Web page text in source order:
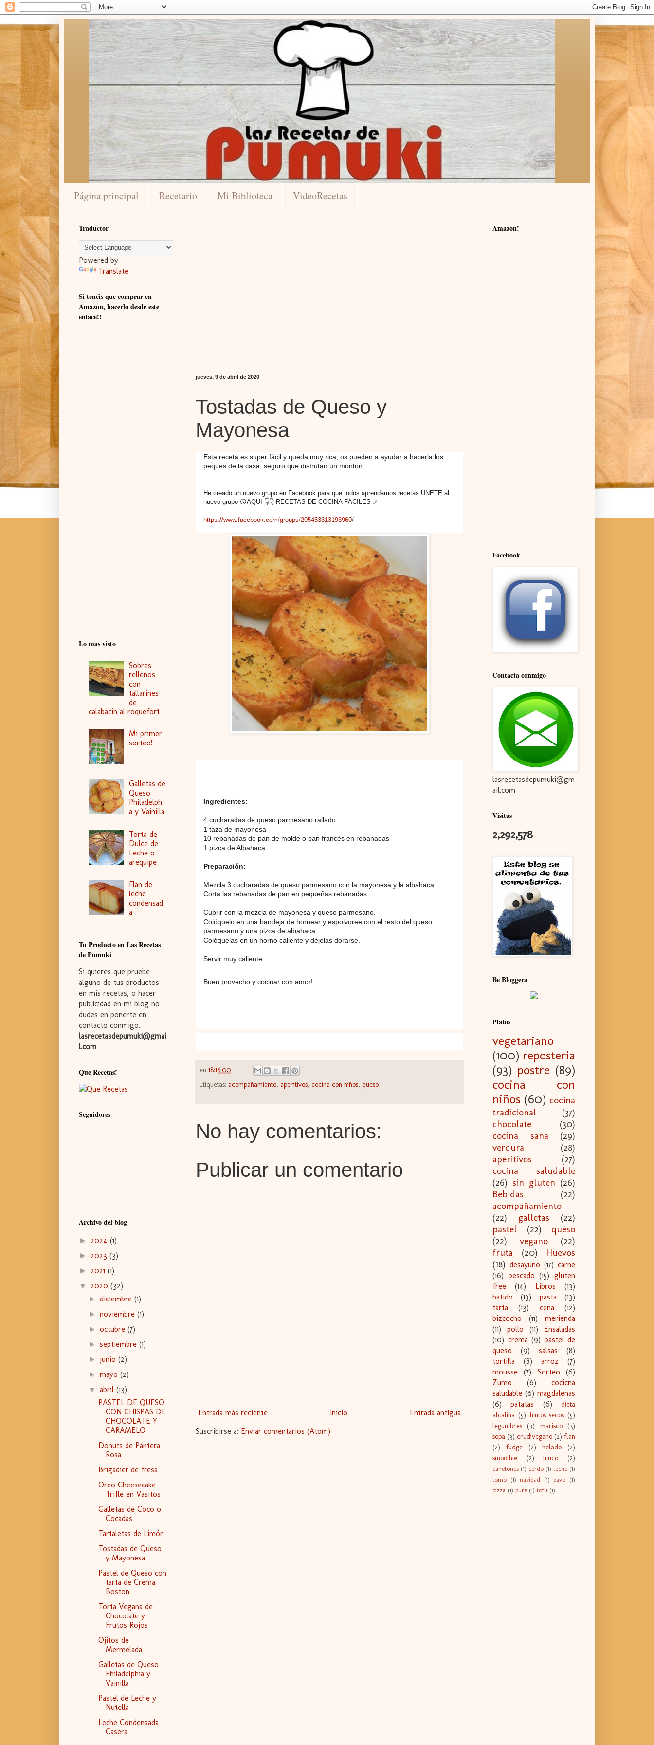
Página principal Recetario Mi Biblioteca VideoRecetas
jueves, 9 de abril de 2020
Tostadas de Queso y
Mayonesa
Esta receta es super fácil y queda muy rica, os pueden a ayudar a hacerla los
peques de la casa, seguro que disfrutan un montón.
He creado un nuevo grupo en Facebook para que todos aprendamos recetas UNETE al
nuevo grupo 😗AQUI 👇👇 RECETAS DE COCINA FÁCILES ✅
https://www.facebook.com/groups/205453313193960/
Ingredientes:
4 cucharadas de queso parmesano rallado
1 taza de mayonesa
10 rebanadas de pan de molde o pan francés en rebanadas
1 pizca de Albahaca
Preparación:
Mezcla 3 cucharadas de queso parmesano con la mayonesa y la albahaca.
Corta las rebanadas de pan en pequeñas rebanadas.
Cubrir con la mezcla de mayonesa y queso parmesano.
Colóquelo en una bandeja de hornear y espolvoree con el resto del queso
parmesano y una pizca de albahaca
Colóquelas en un horno caliente y déjelas dorarse.
Servir muy caliente.
Buen provecho y cocinar con amor!
en 18:16:00
Etiquetas: acompañamiento, aperitivos, cocina con niños, queso
No hay comentarios:
Publicar un comentario
Entrada más reciente Entrada antigua
Inicio
Suscribirse a: Enviar comentarios (Atom)
Traductor
Powered by
Translate
Si tenéis que comprar en
Amazon, hacerlo desde este
enlace!!
Lo mas visto
Sobres
rellenos
con
tallarines
de
calabacin al roquefort
Mi primer
sorteo!!
Galletas de
Queso
Philadelphi
a y Vainilla
Torta de
Dulce de
Leche o
arequipe
Flan de
leche
condensad
a
Tu Producto en Las Recetas
de Pumuki
Si quieres que pruebe
alguno de tus productos
en mis recetas, o hacer
publicidad en mi blog no
dudes en ponerte en
contacto conmigo.
lasrecetasdepumuki@gmai
l.com
Que Recetas!
Seguidores
Archivo del blog
► 2024 (1)
► 2023 (3)
► 2021 (1)
▼ 2020 (32)
►diciembre(1)
►noviembre(1)
►octubre(7)
►septiembre(1)
►junio(2)
►mayo(2)
▼abril(13)
PASTEL DE QUESO
CON CHISPAS DE
CHOCOLATE Y
CARAMELO
Donuts de Pantera
Rosa
Brigadier de fresa
Oreo Cheesecake
Trifle en Vasitos
Galletas de Coco o
Cocadas
Tartaletas de Limón
Tostadas de Queso
y Mayonesa
Pastel de Queso con
tarta de Crema
Boston
Torta Vegana de
Chocolate y
Frutos Rojos
Ojitos de
Mermelada
Galletas de Queso
Philadelphia y
Vainilla
Pastel de Leche y
Nutella
Leche Condensada
Casera
Amazon!
Facebook
Contacta conmigo
lasrecetasdepumuki@gm
ail.com
Visitas
2,292,578
Be Bloggera
Platos
vegetariano
(100) reposteria
(93) postre (89)
cocina con
niños (60) cocina
tradicional
(37)
chocolate
(30)
cocina sana
(29)
verdura
(28)
aperitivos
(27)
cocina saludable
(26) sin gluten (26)
Bebidas
(22)
acompañamiento
(22)
galletas
(22)
pastel
(22)
queso
(22)
vegano
(22)
fruta
(20)
Huevos
(18) desayuno (17) carne
(16) pescado (15) gluten
free
(14) Libros
(13)
batido
(13) pasta
(13)
tarta
(13) cena
(12)
bizcocho
(11)
merienda
(11)
pollo (11)
Ensaladas
(10) crema (9) pastel de
queso
(9) salsas
(8)
tortilla
(8) arroz
(7)
mousse
(7) Sorteo
(6)
Zumo
(6)
cocicna
saludable (6) magdalenas
(6)
patatas (6)
dieta
alcalina (5) frutos secos (5)
legumbres (3) marisco (3)
sopa (3) crudivegano (2) flan
(2)
fudge (2) helado
(2)
smoothie
(2) truco (2)
canelones (1) cerdo (1) leche (1)
lomo (1) navidad (1) pavo (1)
pizza (1) pure (1) tofu (1)